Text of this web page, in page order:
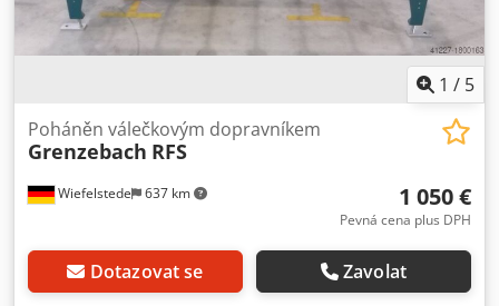
1 / 5
Wiefelstede 637 km
Poháněn válečkovým dopravníkem
Grenzebach RFS
1 050 €
Pevná cena plus DPH
Dotazovat se Zavolat